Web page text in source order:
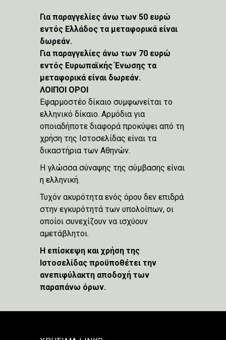
Για παραγγελίες άνω των 50 ευρώ
εντός Ελλάδος τα μεταφορικά είναι
δωρεάν.
Για παραγγελίες άνω των 70 ευρώ
εντός Ευρωπαϊκής Ένωσης τα
μεταφορικά είναι δωρεάν.
ΛΟΙΠΟΙ ΟΡΟΙ
Εφαρμοστέο δίκαιο συμφωνείται το
ελληνικό δίκαιο. Αρμόδια για
οποιαδήποτε διαφορά προκύψει από τη
χρήση της Ιστοσελίδας είναι τα
δικαστήρια των Αθηνών.
Η γλώσσα σύναψης της σύμβασης είναι
η ελληνική.
Τυχόν ακυρότητα ενός όρου δεν επιδρά
στην εγκυρότητά των υπολοίπων, οι
οποίοι συνεχίζουν να ισχύουν
αμετάβλητοι.
Η επίσκεψη και χρήση της
Ιστοσελίδας προϋποθέτει την
ανεπιφύλακτη αποδοχή των
παραπάνω όρων.